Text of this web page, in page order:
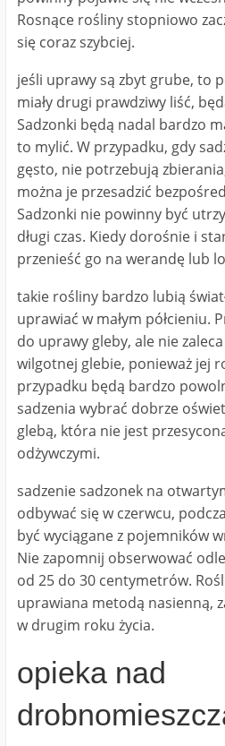
Rosnące rośliny stopniowo
się coraz szybciej.
jeśli uprawy są zbyt grube, to
miały drugi prawdziwy liść,
Sadzonki będą nadal bardzo
to mylić. W przypadku, gdy
gęsto, nie potrzebują
można je przesadzić
Sadzonki nie powinny być
długi czas. Kiedy dorośnie i
przenieść go na werandę lub
takie rośliny bardzo lubią
uprawiać w małym półcieniu.
do uprawy gleby, ale nie
wilgotnej glebie, ponieważ jej
przypadku będą bardzo
sadzenia wybrać dobrze
glebą, która nie jest
odżywczymi.
sadzenie sadzonek na
odbywać się w czerwcu,
być wyciągane z pojemników
Nie zapomnij obserwować
od 25 do 30 centymetrów.
uprawiana metodą nasienną,
w drugim roku życia.
opieka nad